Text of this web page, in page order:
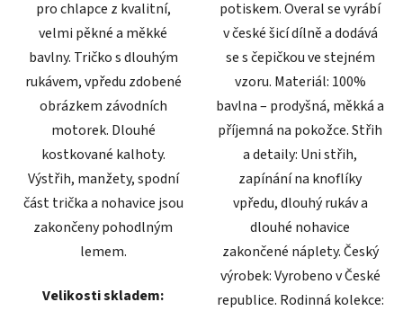
pro chlapce z kvalitní,
velmi pěkné a měkké
bavlny. Tričko s dlouhým
rukávem, vpředu zdobené
obrázkem závodních
motorek. Dlouhé
kostkované kalhoty.
Výstřih, manžety, spodní
část trička a nohavice jsou
zakončeny pohodlným
lemem.
Velikosti skladem:
potiskem. Overal se vyrábí
v české šicí dílně a dodává
se s čepičkou ve stejném
vzoru. Materiál: 100%
bavlna – prodyšná, měkká a
příjemná na pokožce. Střih
a detaily: Uni střih,
zapínání na knoflíky
vpředu, dlouhý rukáv a
dlouhé nohavice
zakončené náplety. Český
výrobek: Vyrobeno v České
republice. Rodinná kolekce: